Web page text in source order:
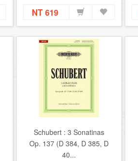
NT 619
Schubert : 3 Sonatinas
Op. 137 (D 384, D 385, D
40...